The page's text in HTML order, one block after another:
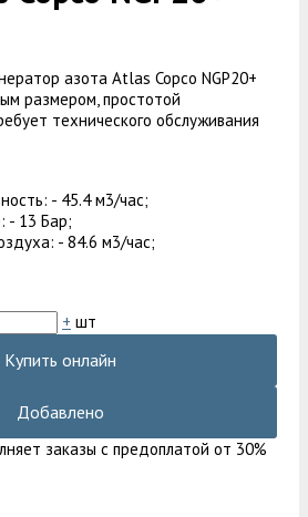
- 45.4 м3/час;
- 13 Бар;
- 84.6 м3/час;
+ шт
Купить онлайн
Добавлено
заказы с предоплатой от 30%